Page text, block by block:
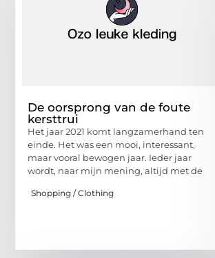
De oorsprong van de foute
kersttrui
Het jaar 2021 komt langzamerhand ten
einde. Het was een mooi, interessant,
maar vooral bewogen jaar. Ieder jaar
wordt, naar mijn mening, altijd met de
Shopping / Clothing